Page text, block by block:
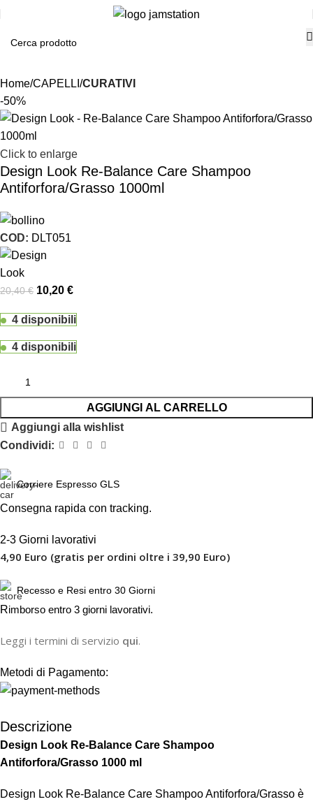
Home CAPELLI CURATIVI
-50%
Click to enlarge
Design Look Re-Balance Care Shampoo
Antiforfora/Grasso 1000ml
COD: DLT051
20,40€ 10,20 €
4 disponibili
4 disponibili
AGGIUNGI AL CARRELLO
Aggiungi alla wishlist
Condividi:
Corriere Espresso GLS
Consegna rapida con tracking.
2-3 Giorni lavorativi
4,90 Euro (gratis per ordini oltre i 39,90 Euro)
Recesso e Resi entro 30 Giorni
Rimborso entro 3 giorni lavorativi.
Leggi i termini di servizio qui.
Metodi di Pagamento:
Descrizione
Design Look Re-Balance Care Shampoo
Antiforfora/Grasso 1000 ml
Design Look Re-Balance Care Shampoo Antiforfora/Grasso è